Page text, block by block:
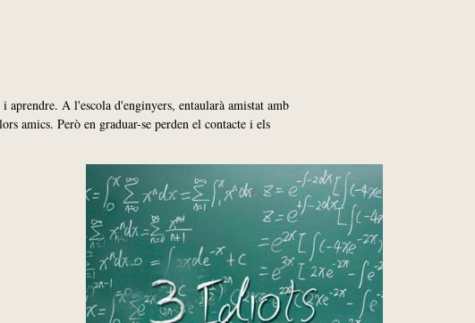
A l'escola d'enginyers, entaularà amistat amb
amics. Però en graduar-se perden el contacte i els